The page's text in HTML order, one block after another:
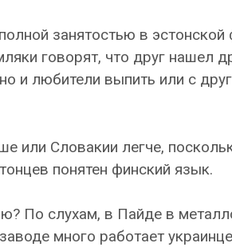
занятостью в
говорят, что друг нашел
и любители выпить или с
или Словакии легче,
понятен финский язык.
По слухам, в Пайде в
много работает